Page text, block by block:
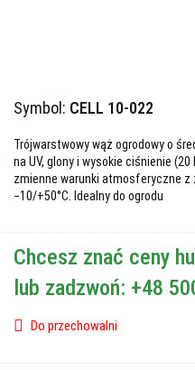
Symbol: CELL 10-022
Trójwarstwowy wąż ogrodowy o
na UV, glony i wysokie ciśnienie
zmienne warunki atmosferyczne
−10/+50°C. Idealny do ogrodu
Chcesz znać ceny
lub zadzwoń: +48
Do przechowalni